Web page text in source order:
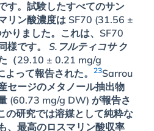
す。試験したすべてのサン
リン酸濃度は SF70 (31.56 ±
りました。これは、SF70
様です。S.フルティコサク
（29.10 ± 0.21 mg/g
って報告された。23Sarrou
セージのメタノール抽出物
(60.73 mg/g DW) が報告さ
の研究では溶媒として純粋な
、最高のロスマリン酸収率